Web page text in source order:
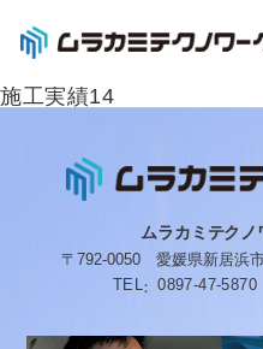
施工実績14
ムラカミテク
〒792-0050 愛媛県新居浜
TEL
0897-47-5870